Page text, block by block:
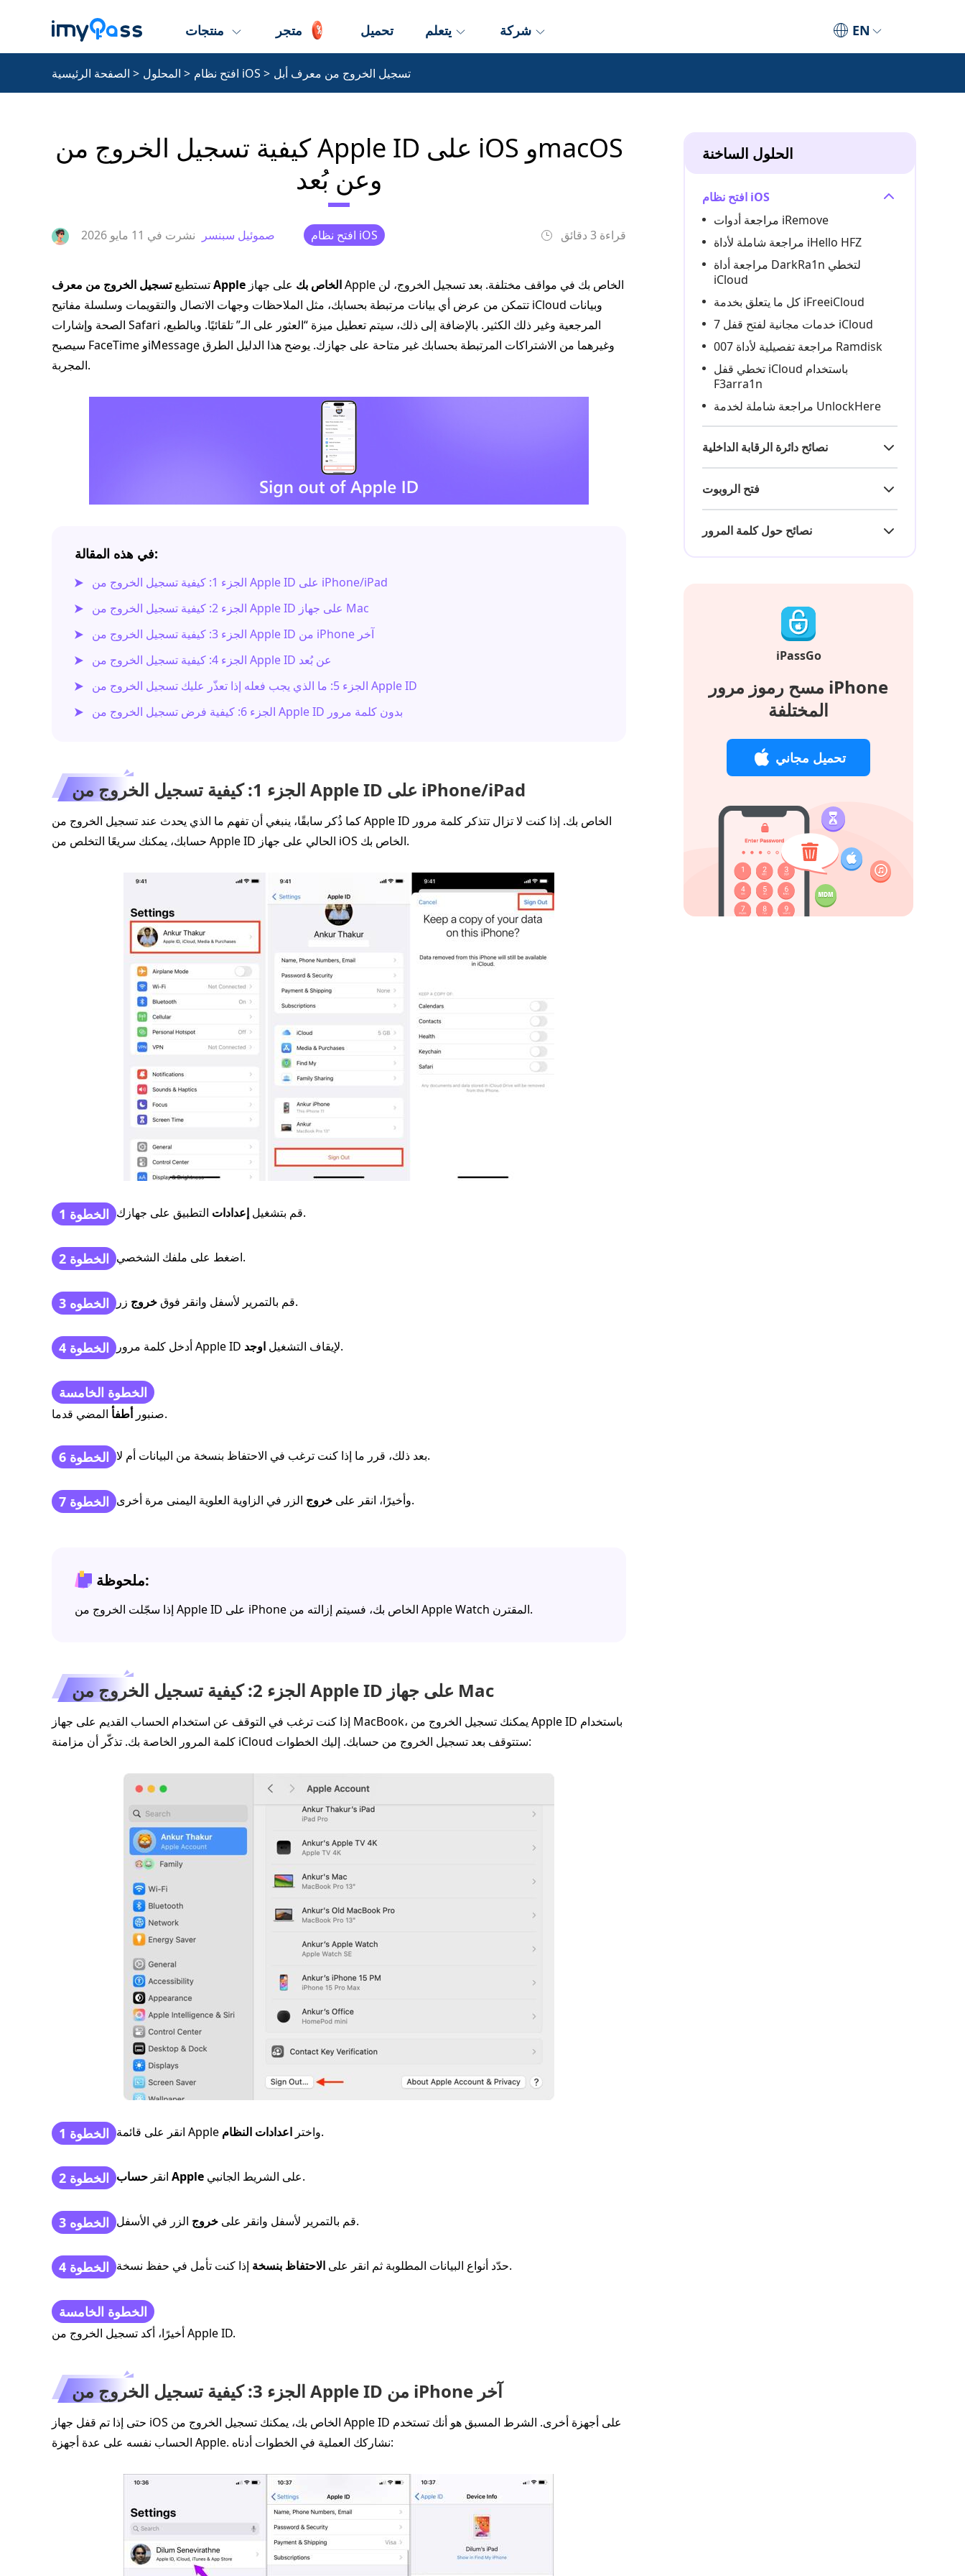
EN متجر تحميل يتعلم شركة
الصفحة الرئيسية > المحلول > افتح نظام iOS > تسجيل الخروج من معرف أبل
كيفية تسجيل الخروج من Apple ID على iOS وmacOS
وعن بُعد
صموئيل سبنسر نشرت في 11 مايو 2026 افتح نظام iOS قراءة 3 دقائق
تستطيع تسجيل الخروج من معرف Apple الخاص بك على جهاز Apple الخاص بك في مواقف مختلفة. بعد تسجيل الخروج، لن
تتمكن من عرض أي بيانات مرتبطة بحسابك، مثل الملاحظات وجهات الاتصال والتقويمات وسلسلة مفاتيح iCloud وبيانات
الصحة وإشارات Safari المرجعية وغير ذلك الكثير. بالإضافة إلى ذلك، سيتم تعطيل ميزة “العثور على الـ” تلقائيًا. وبالطبع،
سيصبح FaceTime وiMessage وغيرهما من الاشتراكات المرتبطة بحسابك غير متاحة على جهازك. يوضح هذا الدليل الطرق
المجربة.
في هذه المقالة:
الجزء 1: كيفية تسجيل الخروج من Apple ID على iPhone/iPad
الجزء 2: كيفية تسجيل الخروج من Apple ID على جهاز Mac
الجزء 3: كيفية تسجيل الخروج من Apple ID من iPhone آخر
الجزء 4: كيفية تسجيل الخروج من Apple ID عن بُعد
الجزء 5: ما الذي يجب فعله إذا تعذّر عليك تسجيل الخروج من Apple ID
الجزء 6: كيفية فرض تسجيل الخروج من Apple ID بدون كلمة مرور
الجزء 1: كيفية تسجيل الخروج من Apple ID على iPhone/iPad
كما ذُكر سابقًا، ينبغي أن تفهم ما الذي يحدث عند تسجيل الخروج من Apple ID الخاص بك. إذا كنت لا تزال تتذكر كلمة مرور
حسابك، يمكنك سريعًا التخلص من Apple ID الحالي على جهاز iOS الخاص بك.
الخطوة 1 قم بتشغيل إعدادات التطبيق على جهازك.
الخطوة 2 اضغط على ملفك الشخصي.
الخطوه 3 قم بالتمرير لأسفل وانقر فوقخروج زر.
الخطوة 4 أدخل كلمة مرور Apple ID لإيقاف التشغيل اوجد .
الخطوة الخامسة
صنبورأطفأ المضي قدما.
الخطوة 6 بعد ذلك، قرر ما إذا كنت ترغب في الاحتفاظ بنسخة من البيانات أم لا.
الخطوة 7 وأخيرًا، انقر على خروج الزر في الزاوية العلوية اليمنى مرة أخرى.
ملحوظة:
إذا سجّلت الخروج من Apple ID على iPhone الخاص بك، فسيتم إزالته من Apple Watch المقترن.
الجزء 2: كيفية تسجيل الخروج من Apple ID على جهاز Mac
إذا كنت ترغب في التوقف عن استخدام الحساب القديم على جهاز MacBook، يمكنك تسجيل الخروج من Apple ID باستخدام
كلمة المرور الخاصة بك. تذكّر أن مزامنة iCloud ستتوقف بعد تسجيل الخروج من حسابك. إليك الخطوات:
الخطوة 1 انقر على قائمة Apple واختر اعدادات النظام .
الخطوة 2 انقر حساب Apple على الشريط الجانبي.
الخطوه 3 قم بالتمرير لأسفل وانقر على خروج الزر في الأسفل.
الخطوة 4 حدّد أنواع البيانات المطلوبة ثم انقر على الاحتفاظ بنسخة إذا كنت تأمل في حفظ نسخة.
الخطوة الخامسة
أخيرًا، أكد تسجيل الخروج من Apple ID.
الجزء 3: كيفية تسجيل الخروج من Apple ID من iPhone آخر
حتى إذا تم قفل جهاز iOS الخاص بك، يمكنك تسجيل الخروج من Apple ID على أجهزة أخرى. الشرط المسبق هو أنك تستخدم
الحساب نفسه على عدة أجهزة Apple. نشاركك العملية في الخطوات أدناه:
الحلول الساخنة
افتح نظام iOS
مراجعة أدوات iRemove
مراجعة شاملة لأداة iHello HFZ
مراجعة أداة DarkRa1n لتخطي
iCloud
كل ما يتعلق بخدمة iFreeiCloud
7 خدمات مجانية لفتح قفل iCloud
مراجعة تفصيلية لأداة 007 Ramdisk
تخطي قفل iCloud باستخدام
F3arra1n
مراجعة شاملة لخدمة UnlockHere
نصائح دائرة الرقابة الداخلية
فتح الروبوت
نصائح حول كلمة المرور
iPassGo
مسح رموز مرور iPhone
المختلفة
تحميل مجاني